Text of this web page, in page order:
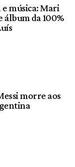
música: Mari
álbum da 100%
morre aos